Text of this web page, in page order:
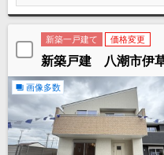
新築一戸建て 価格変更
新築戸建 八潮市
画像多数
松戸･柏方面エリア
松戸･柏方面エリアの新築一戸建
松戸･柏方面エリアの中古一戸建
松戸･柏方面エリアのマンション
成田･銚子方面エリア
成田･銚子方面エリアの新築一戸建
成田･銚子方面エリアの中古一戸建
成田･銚子方面エリアのマンション